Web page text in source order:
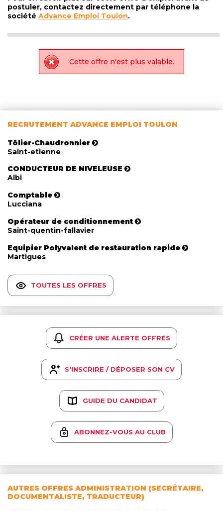
postuler, contactez directement par téléphone la
société Advance Emploi Toulon.
Cette offre n'est plus valable.
RECRUTEMENT ADVANCE EMPLOI TOULON
Tôlier-Chaudronnier
Saint-etienne
CONDUCTEUR DE NIVELEUSE
Albi
Comptable
Lucciana
Opérateur de conditionnement
Saint-quentin-fallavier
Equipier Polyvalent de restauration rapide
Martigues
TOUTES LES OFFRES
CRÉER UNE ALERTE OFFRES
S'INSCRIRE / DÉPOSER SON CV
GUIDE DU CANDIDAT
ABONNEZ-VOUS AU CLUB
AUTRES OFFRES ADMINISTRATION (SECRÉTAIRE,
DOCUMENTALISTE, TRADUCTEUR)